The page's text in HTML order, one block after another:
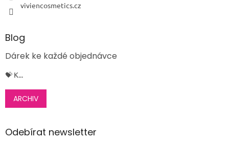
viviencosmetics.cz
Blog
Dárek ke každé objednávce
💝 K...
ARCHIV
Odebírat newsletter